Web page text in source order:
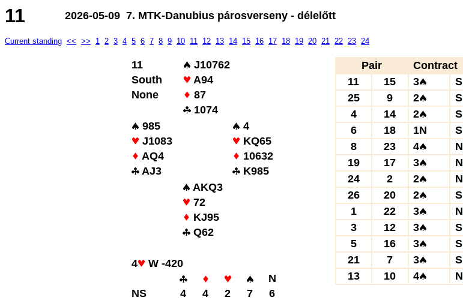
11 2026-05-09 7. MTK-Danubius párosverseny - délelőtt
Current standing << >> 1 2 3 4 5 6 7 8 9 10 11 12 13 14 15 16 17 18 19 20 21 22 23 24
11
J10762
South
A94
None
87
1074
985
4
J1083
KQ65
AQ4
10632
AJ3
K985
AKQ3
72
KJ95
Q62
4
W -420
N
NS
4 4 2 7
6
Pair Contract
11
15 3 S
25
9 2 S
4
14 2 S
6
18 1N S
8
23 4 N
19
17 3 N
24
2 2 N
26
20 2 S
1
22 3 N
3
12 3 S
5
16 3 S
21
7 3 S
13
10 4 N